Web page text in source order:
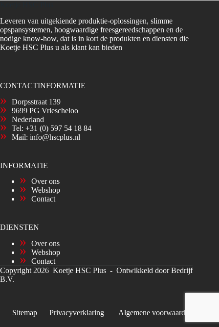
Leveren van uitgekiende produktie-oplossingen, slimme
opspansystemen, hoogwaardige freesgereedschappen en de
nodige know-how, dat is in kort de produkten en diensten die
Koetje HSC Plus u als klant kan bieden
CONTACTINFORMATIE
Dorpsstraat 139
9699 PG Vriescheloo
Nederland
Tel: +31 (0) 597 54 18 84
Mail: info@hscplus.nl
INFORMATIE
Over ons
Webshop
Contact
DIENSTEN
Over ons
Webshop
Contact
Copyright 2026 Koetje HSC Plus - Ontwikkeld door Bedrijf
B.V.
Sitemap Privacyverklaring Algemene voorwaarden